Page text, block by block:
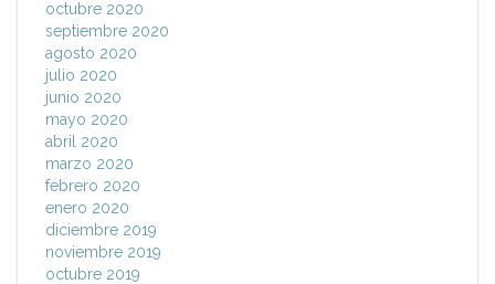
octubre 2020
septiembre 2020
agosto 2020
julio 2020
junio 2020
mayo 2020
abril 2020
marzo 2020
febrero 2020
enero 2020
diciembre 2019
noviembre 2019
octubre 2019